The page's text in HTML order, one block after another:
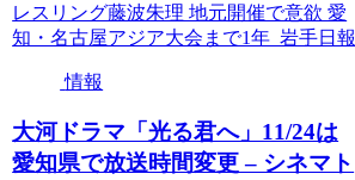
レスリング藤波朱理 地元開催で意欲 愛
知・名古屋アジア大会まで1年 岩手日報
情報
大河ドラマ「光る君へ」11/24は
愛知県で放送時間変更 – シネマト